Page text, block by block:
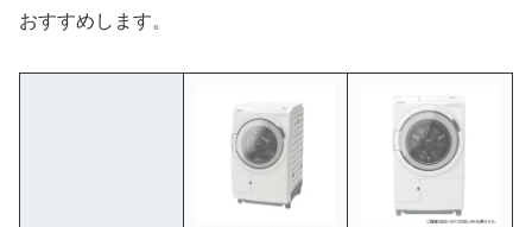
おすすめします。